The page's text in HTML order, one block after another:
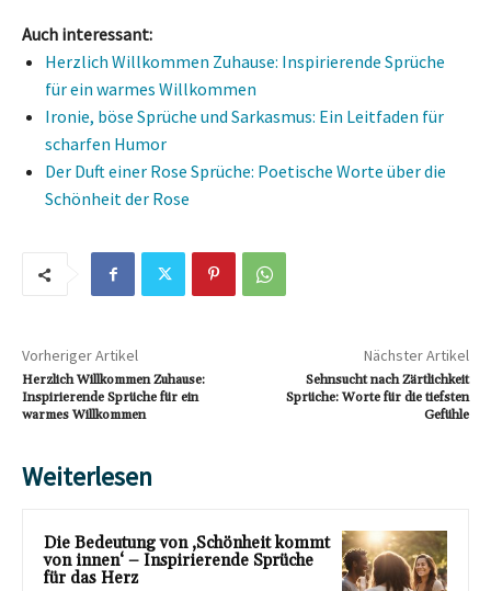
Auch interessant:
Herzlich Willkommen Zuhause: Inspirierende Sprüche
für ein warmes Willkommen
Ironie, böse Sprüche und Sarkasmus: Ein Leitfaden für
scharfen Humor
Der Duft einer Rose Sprüche: Poetische Worte über die
Schönheit der Rose
Vorheriger Artikel
Herzlich Willkommen Zuhause:
Inspirierende Sprüche für ein
warmes Willkommen
Nächster Artikel
Sehnsucht nach Zärtlichkeit
Sprüche: Worte für die tiefsten
Gefühle
Weiterlesen
Die Bedeutung von ‚Schönheit kommt
von innen‘ – Inspirierende Sprüche
für das Herz